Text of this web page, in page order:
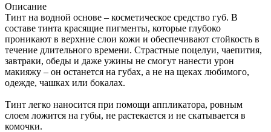
Описание
Тинт на водной основе – косметическое средство губ. В
составе тинта красящие пигменты, которые глубоко
проникают в верхние слои кожи и обеспечивают стойкость в
течение длительного времени. Страстные поцелуи, чаепития,
завтраки, обеды и даже ужины не смогут нанести урон
макияжу – он останется на губах, а не на щеках любимого,
одежде, чашках или бокалах.
Тинт легко наносится при помощи аппликатора, ровным
слоем ложится на губы, не растекается и не скатывается в
комочки.